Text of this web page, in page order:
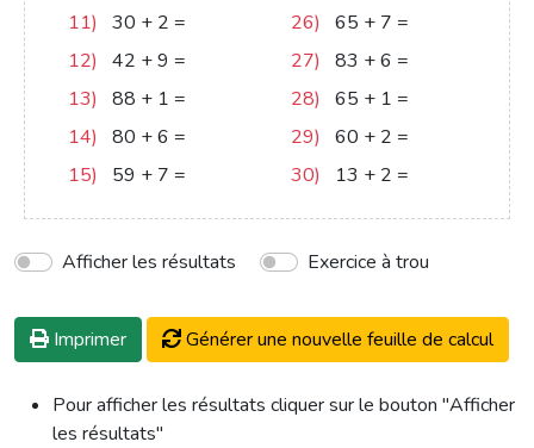
11)
30 + 2 =
12)
42 +9 =
13)
88 + 1 =
14)
80 +6 =
15)
59 + 7 =
26)
65 + 7 =
27)
83 +6 =
28)
65 + 1 =
29)
60 + 2 =
30)
13 + 2 =
Afficher les résultats Exercice à trou
Imprimer Générer une nouvelle feuille de calcul
Pour afficher les résultats cliquer sur le bouton "Afficher
les résultats"